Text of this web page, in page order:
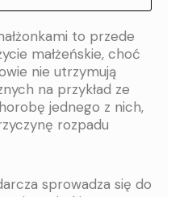
to przede
małżeńskie, choć
nie utrzymują
na przykład ze
jednego z nich,
rozpadu
sprowadza się do